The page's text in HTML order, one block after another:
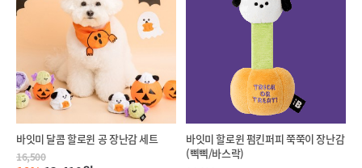
바잇미 달콤 할로윈 공 장난감 세트
16,500
바잇미 할로윈 펌킨퍼피 쭉쭉이 장난감
(삑삑/바스락)